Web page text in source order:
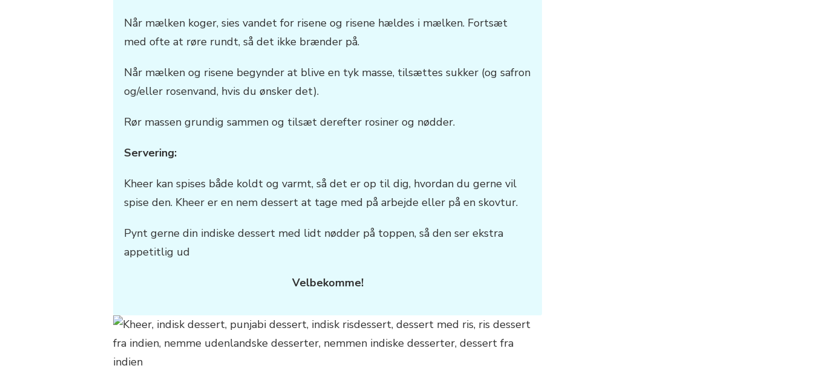
Når mælken koger, sies vandet for risene og risene hældes i mælken. Fortsæt
med ofte at røre rundt, så det ikke brænder på.
Når mælken og risene begynder at blive en tyk masse, tilsættes sukker (og safron
og/eller rosenvand, hvis du ønsker det).
Rør massen grundig sammen og tilsæt derefter rosiner og nødder.
Servering:
Kheer kan spises både koldt og varmt, så det er op til dig, hvordan du gerne vil
spise den. Kheer er en nem dessert at tage med på arbejde eller på en skovtur.
Pynt gerne din indiske dessert med lidt nødder på toppen, så den ser ekstra
appetitlig ud
Velbekomme!